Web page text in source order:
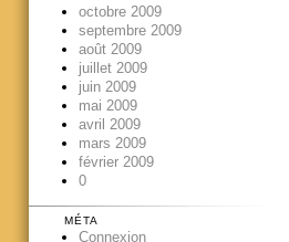
octobre 2009
septembre 2009
août 2009
juillet 2009
juin 2009
mai 2009
avril 2009
mars 2009
février 2009
0
MÉTA
Connexion